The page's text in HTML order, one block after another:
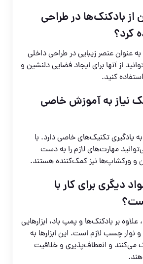
از بادکنک‌ها در طراحی
کرد؟
عنوان عنصر زیبایی در طراحی داخلی
از آنها برای ایجاد فضایی دلنشین و
کنید.
نیاز به آموزش خاصی
به یادگیری تکنیک‌های خاصی دارد. با
مهارت‌های لازم را به دست
و ورکشاپ‌ها نیز کمک‌کننده هستند.
دیگری برای کار با
علاوه بر بادکنک‌ها و پمپ باد، ابزارهایی
چسب لازم است. این ابزارها به
می‌کنند و انعطاف‌پذیری و خلاقیت